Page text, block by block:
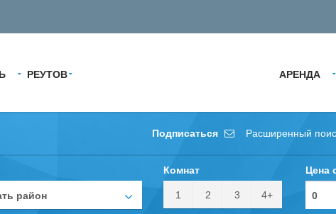
АРЕНДА
РЕУТОВ
Подписаться Расширенный
район
Комнат
1 2 3 4+
Цена